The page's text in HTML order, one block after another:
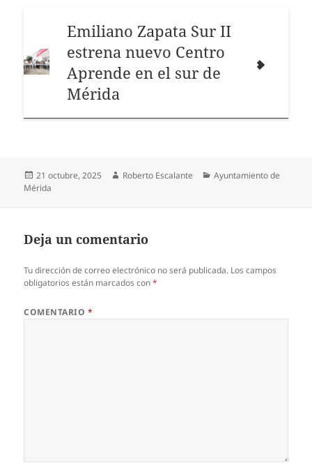
Emiliano Zapata Sur II
estrena nuevo Centro
Aprende en el sur de
Mérida
Publicado
el
21 octubre, 2025 Autor
Roberto Escalante Categorías
Ayuntamiento de
Mérida
Deja un comentario
Tu dirección de correo electrónico no será publicada. Los campos
obligatorios están marcados con*
COMENTARIO *